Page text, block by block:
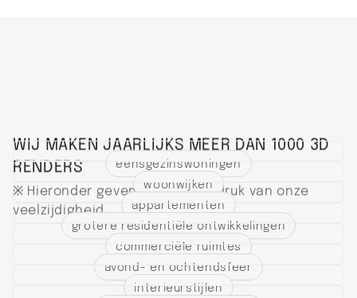
WIJ MAKEN JAARLIJKS MEER DAN 1000 3D
RENDERS
※ Hieronder geven we u een indruk van onze
veelzijdigheid
eensgezinswoningen
woonwijken
appartementen
grotere residentiële ontwikkelingen
commerciële ruimtes
avond- en ochtendsfeer
interieurstijlen